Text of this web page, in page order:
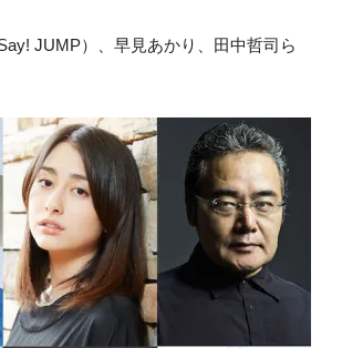
JUMP）、早見あかり、田中哲司ら